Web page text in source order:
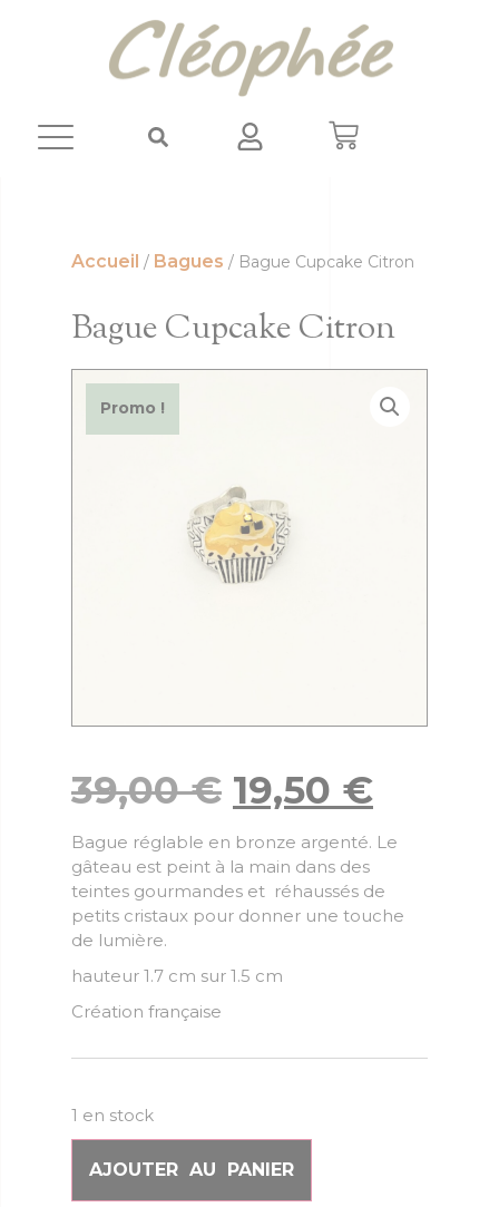
Accueil / Bagues / Bague Cupcake Citron
Bague Cupcake Citron
Promo !
39,00€ 19,50 €
Bague réglable en bronze argenté. Le
gâteau est peint à la main dans des
teintes gourmandes et réhaussés de
petits cristaux pour donner une touche
de lumière.
hauteur 1.7 cm sur 1.5 cm
Création française
1 en stock
AJOUTER AU PANIER